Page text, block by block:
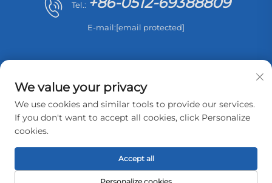
Tel.:
E-mail:[email protected]
Direitos autorais © 2026 Suzhou Sweep Electric
Appliance Co., Ltd. Todos os direitos reservados. - Política
We value your privacy
We use cookies and similar tools to provide our services.
If you don't want to accept all cookies, click Personalize
cookies.
Accept all